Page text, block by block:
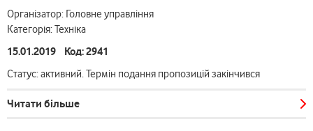
Організатор: Головне управління
Категорія: Техніка
15.01.2019 Код: 2941
Статус: активний. Термін подання пропозицій закінчився
Читати більше